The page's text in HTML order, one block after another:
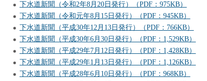
下水道新聞（令和2年8月20日発行）（PDF：975KB）
下水道新聞（令和元年8月15日発行）（PDF：945KB）
下水道新聞（平成30年12月13日発行）（PDF：766KB）
下水道新聞（平成30年6月30日発行）（PDF：1,529KB）
下水道新聞（平成29年7月12日発行）（PDF：1,428KB）
下水道新聞（平成29年1月13日発行）（PDF：1,126KB）
下水道新聞（平成28年6月10日発行）（PDF：968KB）